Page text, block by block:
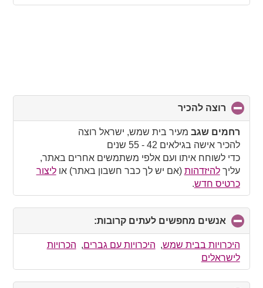
רוצה להכיר
to
collapse
contents
רחמים שגב מעיר בית שמש, ישראל רוצה
להכיר אישה בגילאים 42 - 55 שנים
כדי לשוחח איתו ועם אלפי משתמשים אחרים באתר,
עליךלהיזדהות (אם יש לך כבר חשבון באתר) אוליצור
כרטיס חדש.
אנשים מחפשים לעתים קרובות:
to
collapse
היכרויות בבית שמש, היכרויות עם גברים, הכרויות
לישראלים